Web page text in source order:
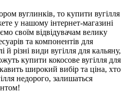
вуглинків, то купити вугілля
у нашому інтернет-магазині
своїм відвідувачам велику
та компонентів для
й різні види вугілля для кальяну,
купити кокосове вугілля для
широкий вибір та ціна, хто
недорого, залишаться